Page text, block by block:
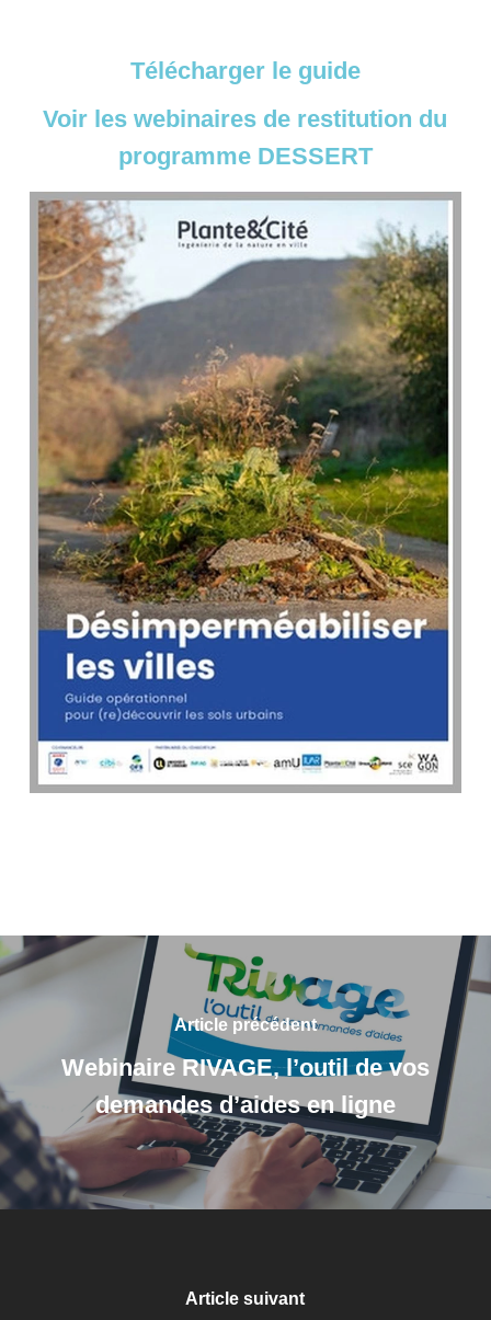
Télécharger le guide
Voir les webinaires de restitution du
programme DESSERT
Article précédent
Webinaire RIVAGE, l’outil de vos
demandes d’aides en ligne
Article suivant